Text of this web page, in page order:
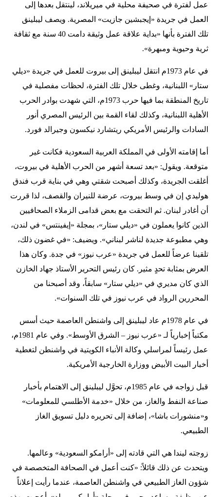
عمل لفترة في صحيفة محلية في ميريلاند، لينتقل بعدها إلى
العمل في جريدة «إيجبشين جازيت» المصرية. ويصف ليبلينق
تلك الفترة بأنها «بداية علاقة عمل وثيقة دامت 40 سنة مع ثقافة
ثرية وحيوية ومبهرة».
في عام 1973م انتقل ليبلينق إلى بيروت للعمل في جريدة «ديلي
ستار» اللبنانية، وغطى خلال تلك الفترة، لحظات مفصلية في
تاريخ المنطقة بما فيها حرب 1973م، التي شهدت بوادر الحرب
الأهلية اللبنانية، وكذلك لقاء القمة بين الرئيس المصري أنور
السادات والرئيس الأمريكي ريتشارد نيكسون وجيرالد فورد.
أما إقامته الأولى في المملكة العربية السعودية فكانت غير
متوقعة. ويقول: «بعد تسعة أشهر من الحرب الأهلية في بيروت،
أغلقت الجريدة، وكذلك أصبحت شقتي وهي في بناية قرب فندق
هوليدي إن في وسط بيروت، عرضة للنيران والقصف، لذا قررت
أن أغادر لبنان. ثم التحقت مع بعض قدامى الزملاء الصحافيين
الذين كانوا يعملون في «ديلي ستار»، بمجلة «إيفينتس» في لندن،
وهي مطبوعة جديدة لناشر لبناني». ويضيف: «في غضون ذلك،
تلقينا عرضاً للعمل في جريدة «عرب نيوز» في جدة. وكان هذا
العرض بمثابة تحدٍ مثير. كان رئيس التحرير الأستاذ جهاد الخازن
الذي كان مديري في «ديلي ستار» سابقاً، وقد أصبحنا من
المحررين الرواد في عرب نيوز في تلك السنوات».
في عام 1978م عاد ليبلينق إلى واشنطن العاصمة حيث أسس
مكتباً إخبارياً لـ «عرب نيوز – الشرق الأوسط». وفي عام 1981م،
عمل رئيساً لمراسلي وكالة الأنباء الكويتية في واشنطن لتغطية
أخبار البيت الأبيض ووزارة الخارجية الأمريكية.
قبل زواجه في عام 1985م، تحوَّل ليبلينق إلى الاهتمام بأخبار
صناعة النفط والغاز، من خلال «خدمة الأطلسي للمعلومات»
و«منشورات باشا»، إضافة إلى تحريره دليل تسويق الغاز
الطبيعي.
زوجته ليندا هي التي قادته إلى «أرامكو السعودية» وعالمها.
ويتحدث عن ذلك قائلاً: «كنت أعمل في الصحافة المتخصصة في
شؤون الغاز الطبيعي في واشنطن العاصمة، عندما رأيت إعلاناً